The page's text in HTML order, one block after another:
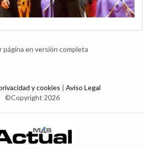
página en versión completa
y cookies | Aviso Legal
©Copyright 2026